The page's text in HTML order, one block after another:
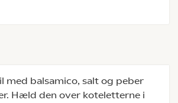
med balsamico, salt og peber
Hæld den over koteletterne i